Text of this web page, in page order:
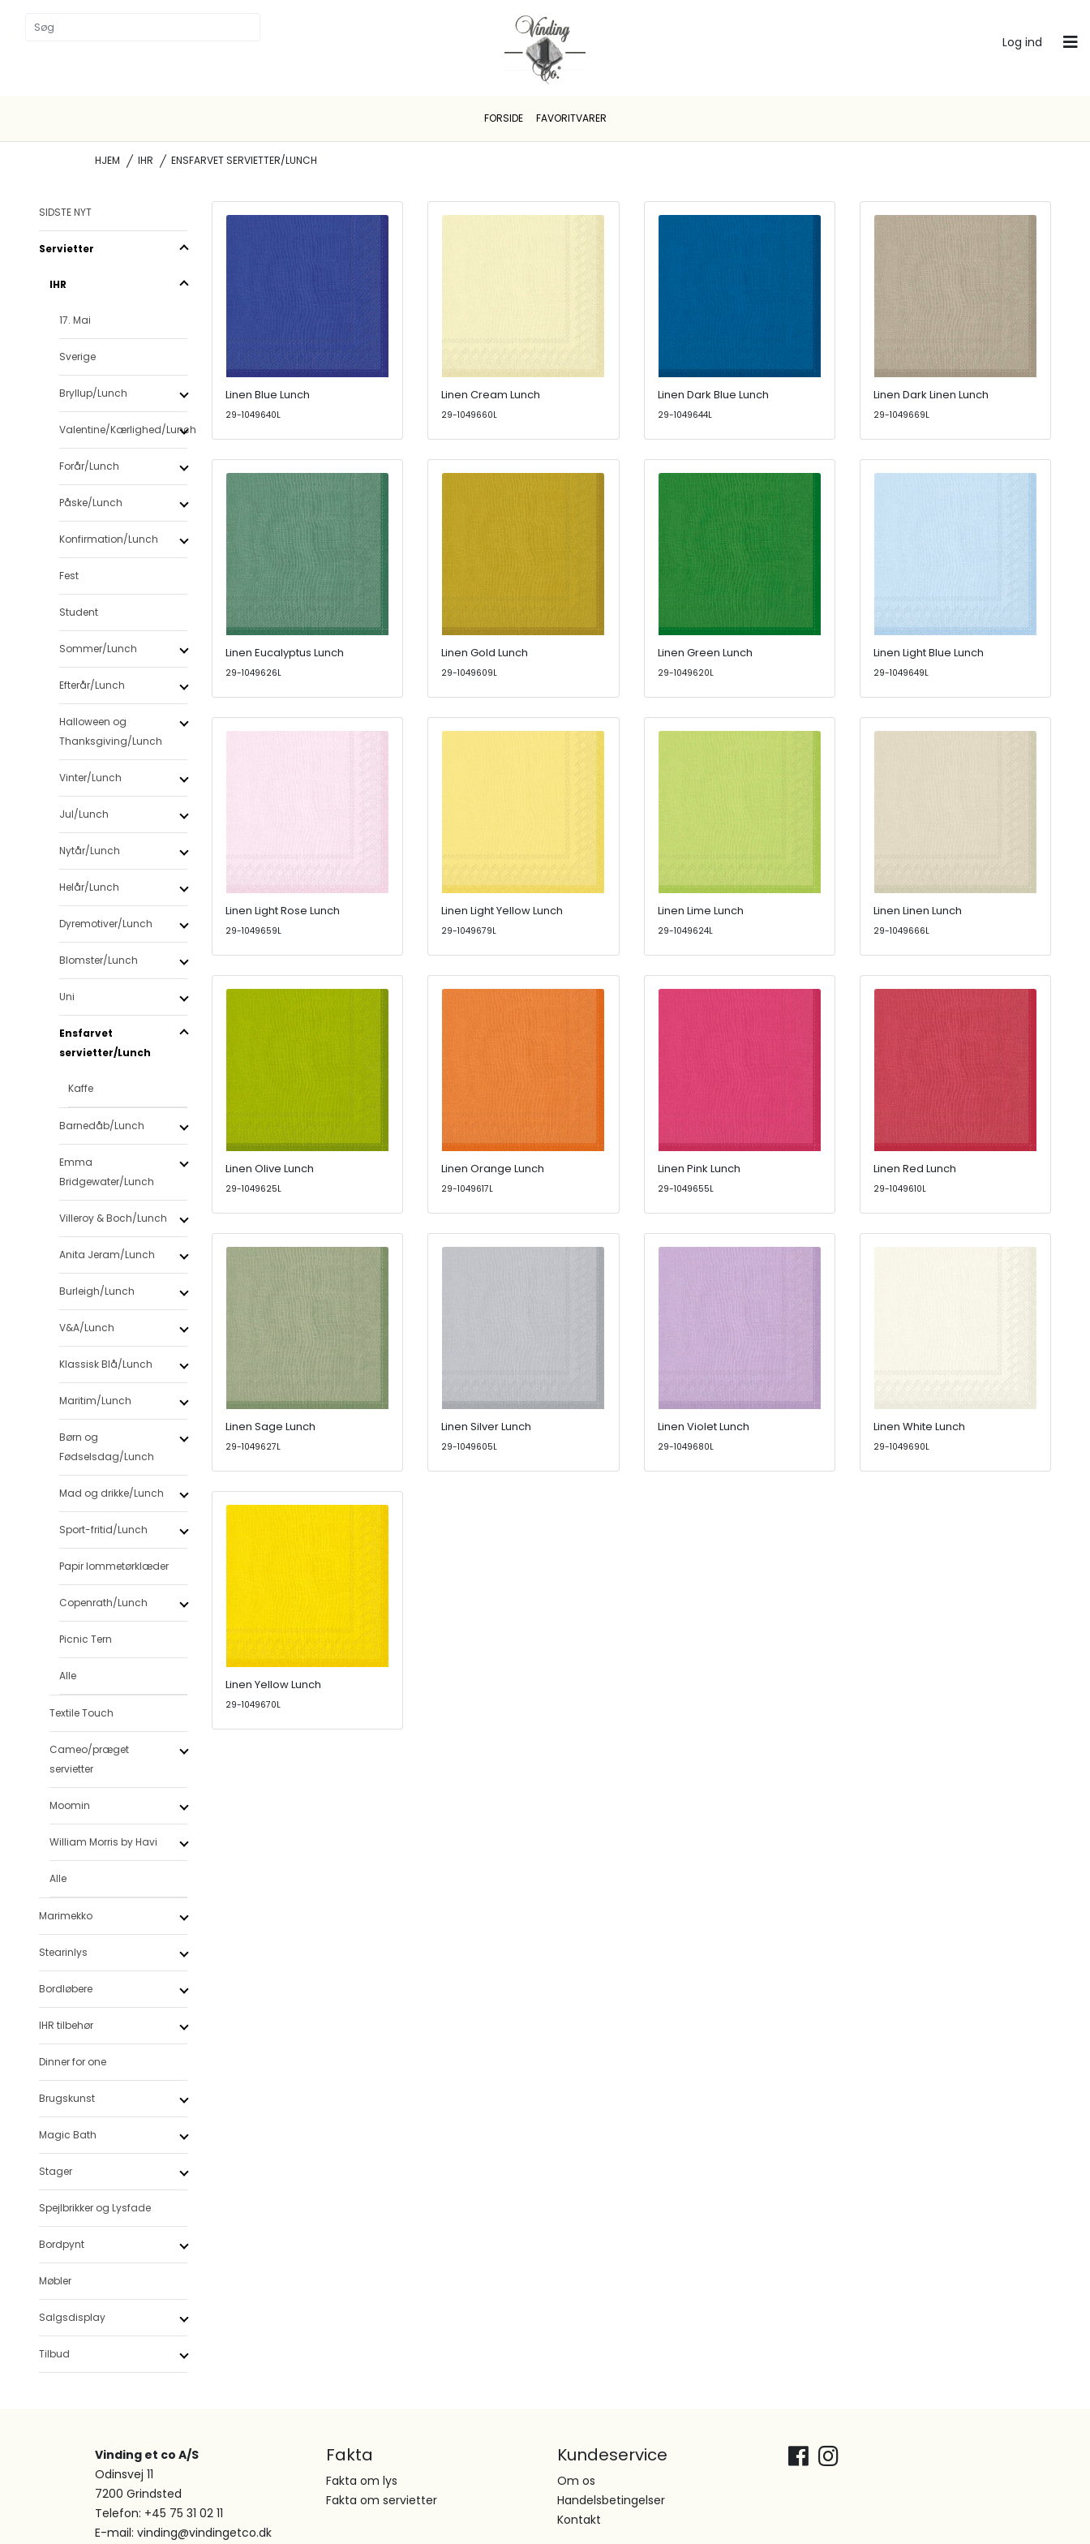
Log ind
FORSIDE FAVORITVARER
HJEM IHR ENSFARVET SERVIETTER/LUNCH
SIDSTE NYT
Servietter
IHR
17. Mai
Sverige
Bryllup/Lunch
Valentine/Kærlighed/Lunch
Forår/Lunch
Påske/Lunch
Konfirmation/Lunch
Fest
Student
Sommer/Lunch
Efterår/Lunch
Halloween og
Thanksgiving/Lunch
Vinter/Lunch
Jul/Lunch
Nytår/Lunch
Helår/Lunch
Dyremotiver/Lunch
Blomster/Lunch
Uni
Ensfarvet
servietter/Lunch
Kaffe
Barnedåb/Lunch
Emma
Bridgewater/Lunch
Villeroy & Boch/Lunch
Anita Jeram/Lunch
Burleigh/Lunch
V&A/Lunch
Klassisk Blå/Lunch
Maritim/Lunch
Børn og
Fødselsdag/Lunch
Mad og drikke/Lunch
Sport-fritid/Lunch
Papir lommetørklæder
Copenrath/Lunch
Picnic Tern
Alle
Textile Touch
Cameo/præget
servietter
Moomin
William Morris by Havi
Alle
Marimekko
Stearinlys
Bordløbere
IHR tilbehør
Dinner for one
Brugskunst
Magic Bath
Stager
Spejlbrikker og Lysfade
Bordpynt
Møbler
Salgsdisplay
Tilbud
Linen Blue Lunch
29-1049640L
Linen Cream Lunch
29-1049660L
Linen Dark Blue Lunch
29-1049644L
Linen Dark Linen Lunch
29-1049669L
Linen Eucalyptus Lunch
29-1049626L
Linen Gold Lunch
29-1049609L
Linen Green Lunch
29-1049620L
Linen Light Blue Lunch
29-1049649L
Linen Light Rose Lunch
29-1049659L
Linen Light Yellow Lunch
29-1049679L
Linen Lime Lunch
29-1049624L
Linen Linen Lunch
29-1049666L
Linen Olive Lunch
29-1049625L
Linen Orange Lunch
29-1049617L
Linen Pink Lunch
29-1049655L
Linen Red Lunch
29-1049610L
Linen Sage Lunch
29-1049627L
Linen Silver Lunch
29-1049605L
Linen Violet Lunch
29-1049680L
Linen White Lunch
29-1049690L
Linen Yellow Lunch
29-1049670L
Vinding et co A/S
Odinsvej 11
7200 Grindsted
Telefon: +45 75 31 02 11
E-mail: vinding@vindingetco.dk
Fakta
Fakta om lys
Fakta om servietter
Kundeservice
Om os
Handelsbetingelser
Kontakt